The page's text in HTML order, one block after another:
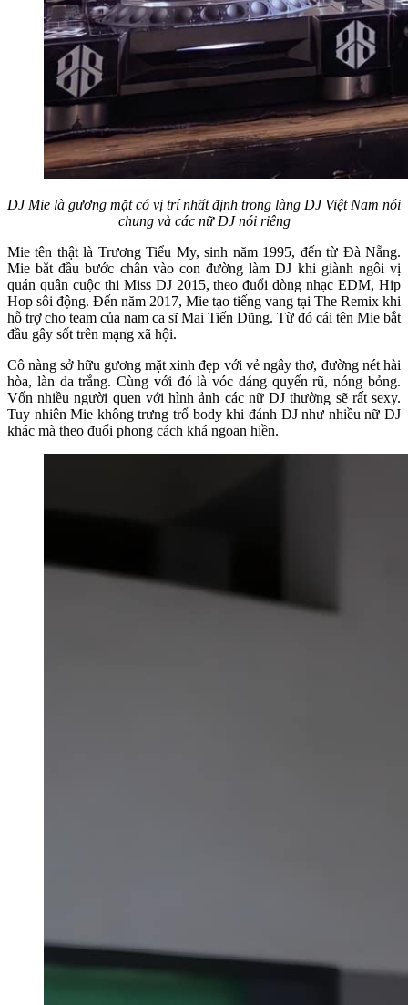
DJ Mie là gương mặt có vị trí nhất định trong làng DJ Việt Nam nói
chung và các nữ DJ nói riêng
Mie tên thật là Trương Tiểu My, sinh năm 1995, đến từ Đà Nẵng.
Mie bắt đầu bước chân vào con đường làm DJ khi giành ngôi vị
quán quân cuộc thi Miss DJ 2015, theo đuổi dòng nhạc EDM, Hip
Hop sôi động. Đến năm 2017, Mie tạo tiếng vang tại The Remix khi
hỗ trợ cho team của nam ca sĩ Mai Tiến Dũng. Từ đó cái tên Mie bắt
đầu gây sốt trên mạng xã hội.
Cô nàng sở hữu gương mặt xinh đẹp với vẻ ngây thơ, đường nét hài
hòa, làn da trắng. Cùng với đó là vóc dáng quyến rũ, nóng bỏng.
Vốn nhiều người quen với hình ảnh các nữ DJ thường sẽ rất sexy.
Tuy nhiên Mie không trưng trổ body khi đánh DJ như nhiều nữ DJ
khác mà theo đuổi phong cách khá ngoan hiền.